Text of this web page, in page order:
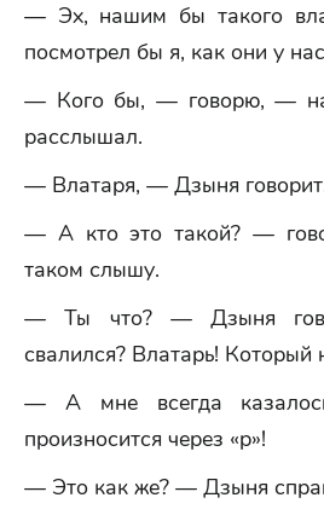
— Эх, нашим бы такого
посмотрел бы я, как они у
— Кого бы, — говорю, —
расслышал.
— Влатаря, — Дзыня
— А кто это такой? —
таком слышу.
— Ты что? — Дзыня
свалился? Влатарь! Который
— А мне всегда
произносится через «р»!
— Это как же? — Дзыня